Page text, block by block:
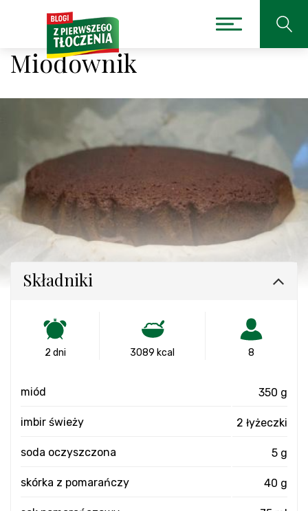
Miodownik
Składniki
2 dni 3089 kcal 8
miód 350 g
imbir świeży 2 łyżeczki
soda oczyszczona 5 g
skórka z pomarańczy 40 g